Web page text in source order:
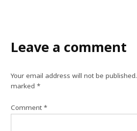
Leave a comment
Your email address will not be published.
marked*
Comment*